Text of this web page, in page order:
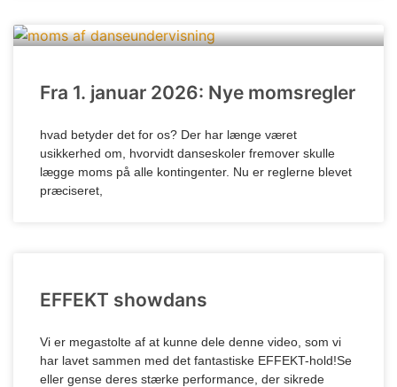
Fra 1. januar 2026: Nye momsregler
hvad betyder det for os? Der har længe været
usikkerhed om, hvorvidt danseskoler fremover skulle
lægge moms på alle kontingenter. Nu er reglerne blevet
præciseret,
EFFEKT showdans
Vi er megastolte af at kunne dele denne video, som vi
har lavet sammen med det fantastiske EFFEKT-hold!Se
eller gense deres stærke performance, der sikrede